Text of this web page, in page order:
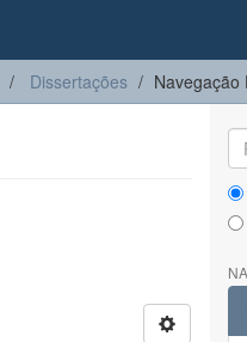
Dissertações Navegação